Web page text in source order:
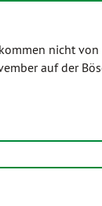
nicht
auf der